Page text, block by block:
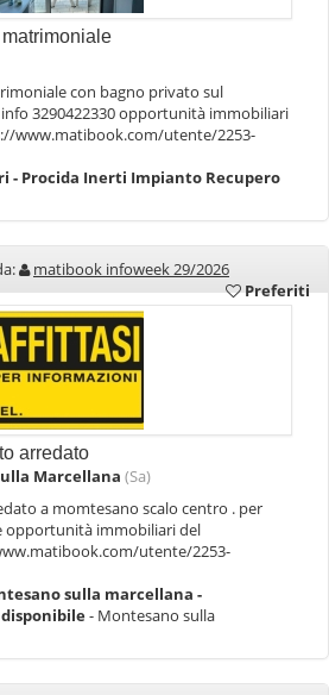
con bagno privato sul
3290422330 opportunità immobiliari
www.matibook.com/utente/2253-
- Procida Inerti Impianto Recupero
matibook infoweek 29/2026
Preferiti
arredato
Marcellana (Sa)
a momtesano scalo centro . per
opportunità immobiliari del
utente/2253-
sulla marcellana -
- Montesano sulla